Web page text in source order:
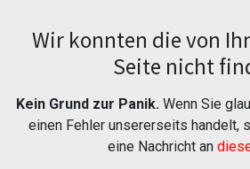
Fehler 404
Wir konnten die von
Seite nicht
Kein Grund zur Panik. Wenn Sie
einen Fehler unsererseits handelt,
eine Nachricht an